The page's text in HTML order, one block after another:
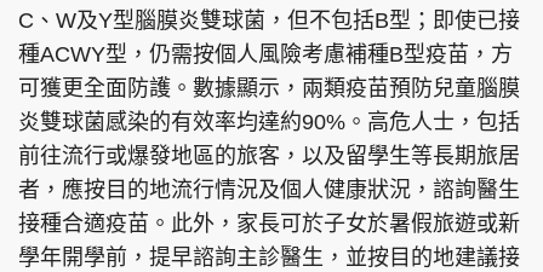
C、W及Y型腦膜炎雙球菌，但不包括B型；即使已接
種ACWY型，仍需按個人風險考慮補種B型疫苗，方
可獲更全面防護。數據顯示，兩類疫苗預防兒童腦膜
炎雙球菌感染的有效率均達約90%。高危人士，包括
前往流行或爆發地區的旅客，以及留學生等長期旅居
者，應按目的地流行情況及個人健康狀況，諮詢醫生
接種合適疫苗。此外，家長可於子女於暑假旅遊或新
學年開學前，提早諮詢主診醫生，並按目的地建議接